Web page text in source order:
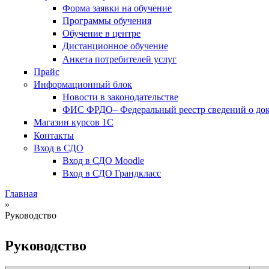
Форма заявки на обучение
Программы обучения
Обучение в центре
Дистанционное обучение
Анкета потребителей услуг
Прайс
Информационный блок
Новости в законодательстве
ФИС ФРДО– Федеральный реестр сведений о
Магазин курсов 1С
Контакты
Вход в СДО
Вход в СДО Moodle
Вход в СДО Грандкласс
Вы здесь
Главная
»
Руководство
Руководство